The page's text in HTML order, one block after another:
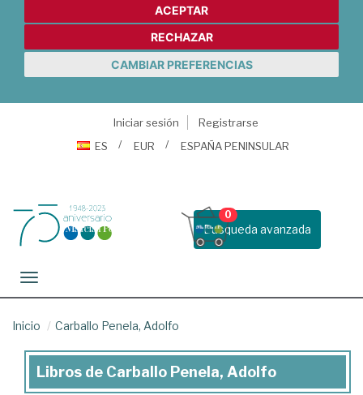
ACEPTAR
RECHAZAR
CAMBIAR PREFERENCIAS
Iniciar sesión
Registrarse
ES
EUR ESPAÑA PENINSULAR
Busqueda avanzada
0
Toggle navigation
Inicio Carballo Penela, Adolfo
Libros
Libros de Carballo Penela, Adolfo